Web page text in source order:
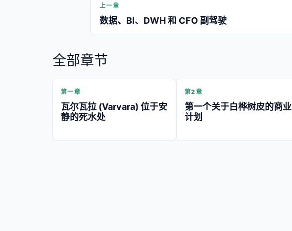
上一章
数据、BI、DWH 和 CFO 副驾驶
全部章节
第一章
瓦尔瓦拉 (Varvara) 位于安
静的死水处
第2章
第一个关于白桦树皮的商业
计划